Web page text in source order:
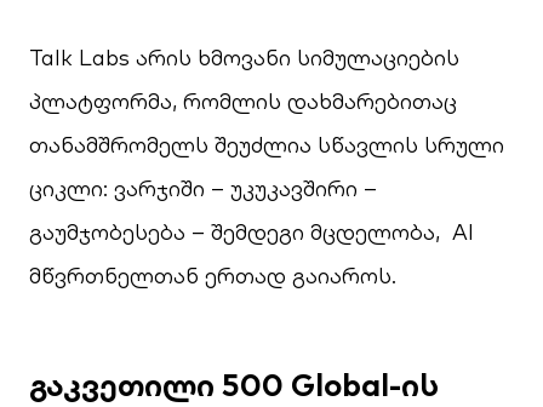
Talk Labs არის ხმოვანი სიმულაციების
პლატფორმა, რომლის დახმარებითაც
თანამშრომელს შეუძლია სწავლის სრული
ციკლი: ვარჯიში – უკუკავშირი –
გაუმჯობესება – შემდეგი მცდელობა, AI
მწვრთნელთან ერთად გაიაროს.
გაკვეთილი 500 Global-ის